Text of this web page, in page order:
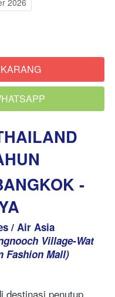
2026
-
/ Air Asia
Village-Wat
Fashion Mall)
destinasi penutup